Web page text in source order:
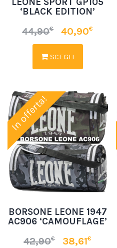
‘BLACK EDITION’
44,90€ 40,90€
SCEGLI
In offerta!
BORSONE LEONE 1947
AC906 ‘CAMOUFLAGE’
42,90€ 38,61€